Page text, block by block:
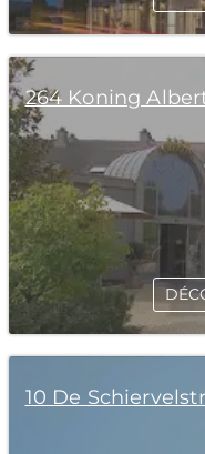
264 Koning
10 De